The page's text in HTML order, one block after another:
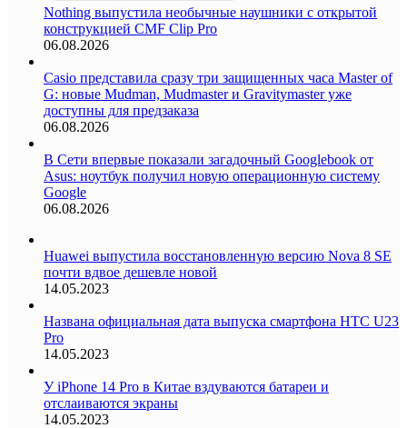
Nothing выпустила необычные наушники с открытой
конструкцией CMF Clip Pro
06.08.2026
Casio представила сразу три защищенных часа Master of
G: новые Mudman, Mudmaster и Gravitymaster уже
доступны для предзаказа
06.08.2026
В Сети впервые показали загадочный Googlebook от
Asus: ноутбук получил новую операционную систему
Google
06.08.2026
Huawei выпустила восстановленную версию Nova 8 SE
почти вдвое дешевле новой
14.05.2023
Названа официальная дата выпуска смартфона HTC U23
Pro
14.05.2023
У iPhone 14 Pro в Китае вздуваются батареи и
отслаиваются экраны
14.05.2023